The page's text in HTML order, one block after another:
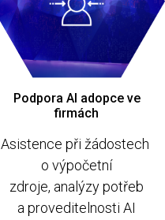
Podpora AI adopce ve
firmách
Asistence při žádostech
o výpočetní
zdroje, analýzy potřeb
a proveditelnosti AI